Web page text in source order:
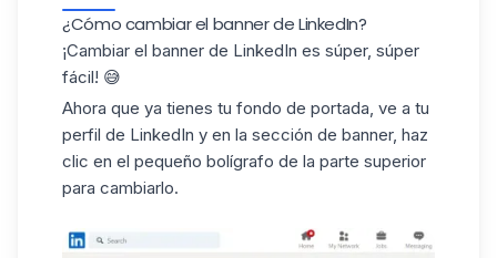
¿Cómo cambiar el banner de LinkedIn?
¡Cambiar el banner de LinkedIn es súper, súper
fácil! 😅
Ahora que ya tienes tu fondo de portada , ve a tu
perfil de LinkedIn y en la sección de banner, haz
clic en el pequeño bolígrafo de la parte superior
para cambiarlo.